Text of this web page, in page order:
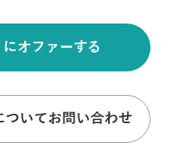
オファーする
ついてお問い合わせ